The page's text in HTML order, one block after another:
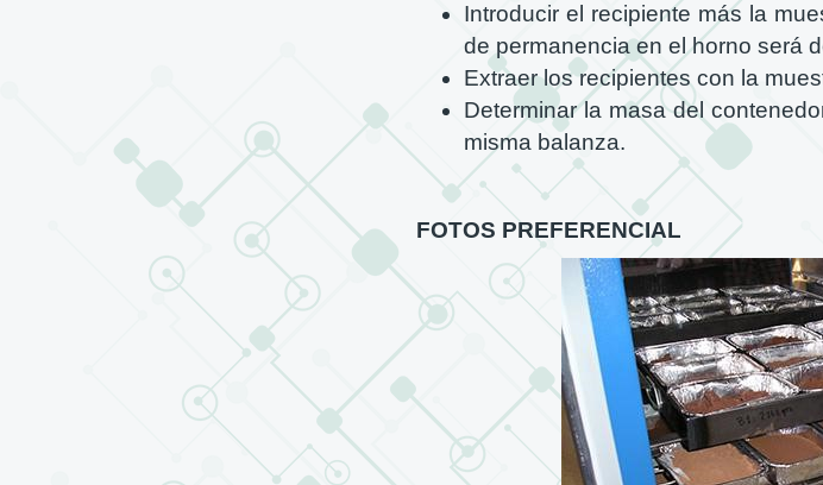
Introducir el recipiente más la
de permanencia en el horno será
Extraer los recipientes con la
Determinar la masa del
misma balanza.
FOTOS PREFERENCIAL